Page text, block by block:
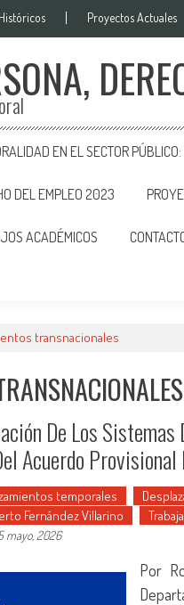
Proyectos Actuales
EN EL SECTOR
DEL EMPLEO 2023
ACADÉMICOS
transnacionales
De Los
Acuerdo
temporales
Fernández Villarino
mayo, 2026
Por